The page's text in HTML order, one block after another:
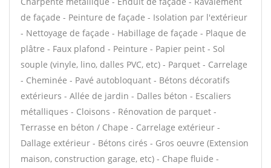
de façade - Peinture de façade - Isolation par l'extérieur
- Nettoyage de façade - Habillage de façade - Plaque de
plâtre - Faux plafond - Peinture - Papier peint - Sol
souple (vinyle, lino, dalles PVC, etc) - Parquet - Carrelage
- Cheminée - Pavé autobloquant - Bétons décoratifs
extérieurs - Allée de jardin - Dalles béton - Escaliers
métalliques - Cloisons - Rénovation de parquet -
Terrasse en béton / Chape - Carrelage extérieur -
Dallage extérieur - Bétons cirés - Gros oeuvre (Extension
maison, construction garage, etc) - Chape fluide -